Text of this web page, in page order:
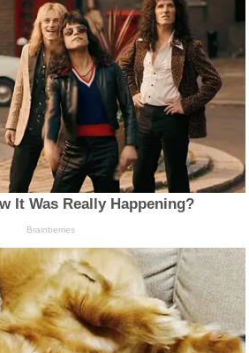
It Was Really Happening?
Brainberries